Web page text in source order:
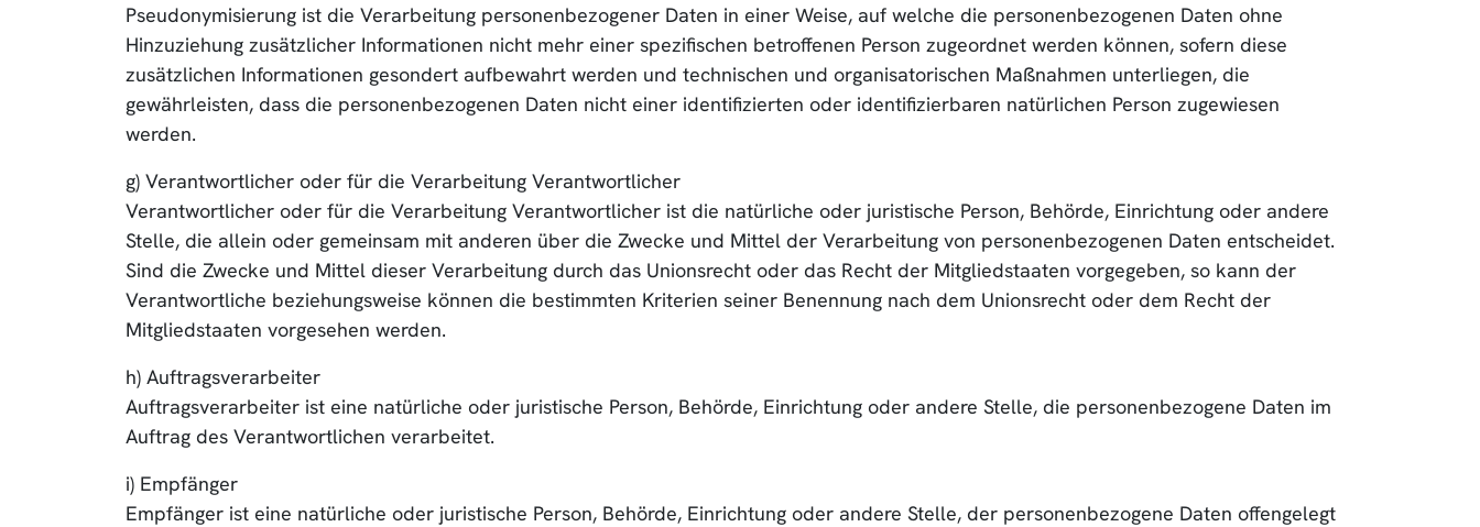
Pseudonymisierung ist die Verarbeitung personenbezogener Daten in einer Weise, auf welche die personenbezogenen Daten ohne
Hinzuziehung zusätzlicher Informationen nicht mehr einer spezifischen betroffenen Person zugeordnet werden können, sofern diese
zusätzlichen Informationen gesondert aufbewahrt werden und technischen und organisatorischen Maßnahmen unterliegen, die
gewährleisten, dass die personenbezogenen Daten nicht einer identifizierten oder identifizierbaren natürlichen Person zugewiesen
werden.
g) Verantwortlicher oder für die Verarbeitung Verantwortlicher
Verantwortlicher oder für die Verarbeitung Verantwortlicher ist die natürliche oder juristische Person, Behörde, Einrichtung oder andere
Stelle, die allein oder gemeinsam mit anderen über die Zwecke und Mittel der Verarbeitung von personenbezogenen Daten entscheidet.
Sind die Zwecke und Mittel dieser Verarbeitung durch das Unionsrecht oder das Recht der Mitgliedstaaten vorgegeben, so kann der
Verantwortliche beziehungsweise können die bestimmten Kriterien seiner Benennung nach dem Unionsrecht oder dem Recht der
Mitgliedstaaten vorgesehen werden.
h) Auftragsverarbeiter
Auftragsverarbeiter ist eine natürliche oder juristische Person, Behörde, Einrichtung oder andere Stelle, die personenbezogene Daten im
Auftrag des Verantwortlichen verarbeitet.
i) Empfänger
Empfänger ist eine natürliche oder juristische Person, Behörde, Einrichtung oder andere Stelle, der personenbezogene Daten offengelegt